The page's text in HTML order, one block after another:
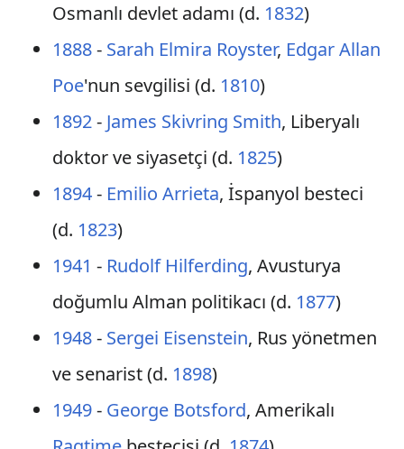
Osmanlı devlet adamı (d. 1832)
1888- Sarah Elmira Royster, Edgar Allan
Poe'nun sevgilisi (d. 1810)
1892- James Skivring Smith, Liberyalı
doktor ve siyasetçi (d. 1825)
1894- Emilio Arrieta, İspanyol besteci
(d. 1823)
1941 - Rudolf Hilferding, Avusturya
doğumlu Alman politikacı (d. 1877)
1948- Sergei Eisenstein, Rus yönetmen
ve senarist (d. 1898)
1949- George Botsford, Amerikalı